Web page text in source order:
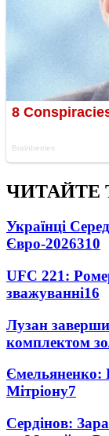
ЧИТАЙТЕ
Українці
Євро-2026310
UFC 221:
зважуванні16
Лузан
комплектом
Ємельяненко:
Мітріону7
Сердінов: